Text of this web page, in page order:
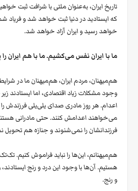
تاریخ ایران، به‌عنوان ملتی با شرافت ثبت
که ایستادید در دنیا ثبت خواهد شد و فریاد
خواهد رسید و ایران آزاد خواهد شد.
ما با ایران نفس می‌کشیم. ما با هم ایران
هم‌میهنان، مردم ایران، هم‌میهنان ما در
وجود مشکلات زیاد اقتصادی، اما ایستادند
اعدام. هر روز مادری صدای یلی‌یلی فرزندش
می‌خواهند اعدامش کنند. حتی مادرانی
فرزندانشان را نمی‌شنوند و جنازه هم تحویل
هم‌میهنانم، این‌ها را نباید فراموش کنیم.
هستیم. آن‌ها با وجود این درد و رنج
و رنج.